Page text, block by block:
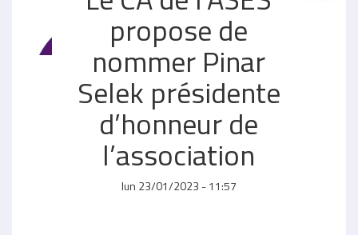
propose de
nommer Pinar
Selek présidente
d’honneur de
l’association
lun 23/01/2023 - 11:57